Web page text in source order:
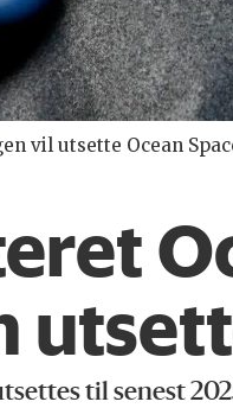
utsette Ocean
til senest